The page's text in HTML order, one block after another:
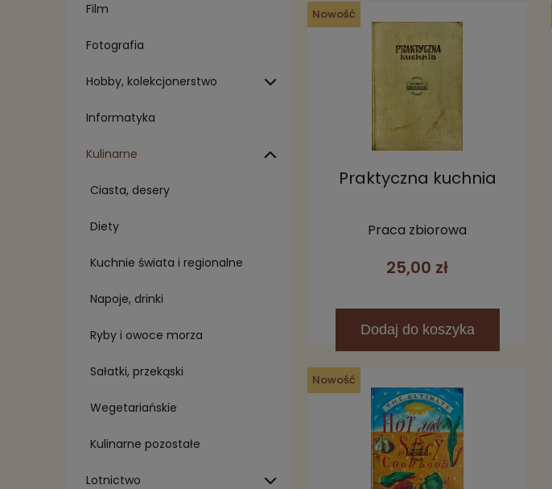
Film
Fotografia
Hobby, kolekcjonerstwo
Informatyka
Kulinarne
Ciasta, desery
Diety
Kuchnie świata i regionalne
Napoje, drinki
Ryby i owoce morza
Sałatki, przekąski
Wegetariańskie
Kulinarne pozostałe
Lotnictwo
Praktyczna kuchnia
Praca zbiorowa
25,00 zł
Dodaj do koszyka
Nowość
Nowość